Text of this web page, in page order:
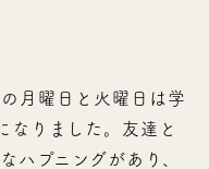
月曜日と火曜日は学
なりました。友達と
ハプニングがあり、